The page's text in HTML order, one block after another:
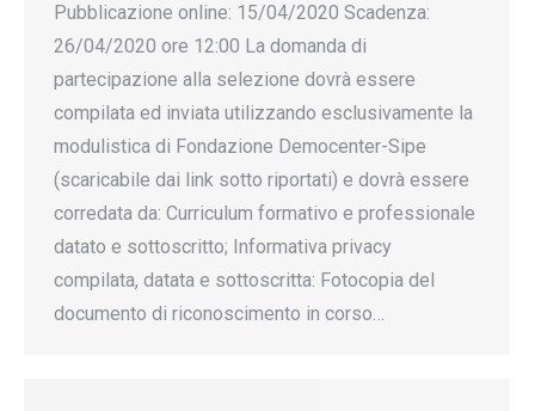
Pubblicazione online: 15/04/2020 Scadenza:
26/04/2020 ore 12:00 La domanda di
partecipazione alla selezione dovrà essere
compilata ed inviata utilizzando esclusivamente la
modulistica di Fondazione Democenter-Sipe
(scaricabile dai link sotto riportati) e dovrà essere
corredata da: Curriculum formativo e professionale
datato e sottoscritto; Informativa privacy
compilata, datata e sottoscritta: Fotocopia del
documento di riconoscimento in corso…